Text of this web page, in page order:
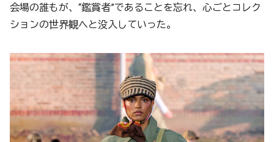
会場の誰もが、“鑑賞者”であることを忘れ、心ごとコレク
ションの世界観へと没入していった。